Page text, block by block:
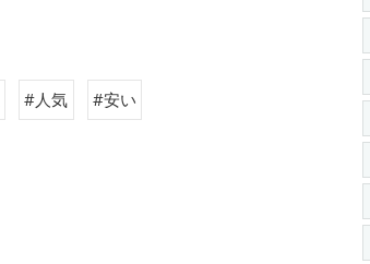
#人気 #安い